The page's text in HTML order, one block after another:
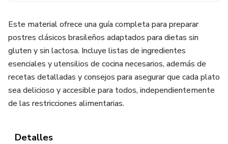
Este material ofrece una guía completa para preparar
postres clásicos brasileños adaptados para dietas sin
gluten y sin lactosa. Incluye listas de ingredientes
esenciales y utensilios de cocina necesarios, además de
recetas detalladas y consejos para asegurar que cada plato
sea delicioso y accesible para todos, independientemente
de las restricciones alimentarias.
Detalles